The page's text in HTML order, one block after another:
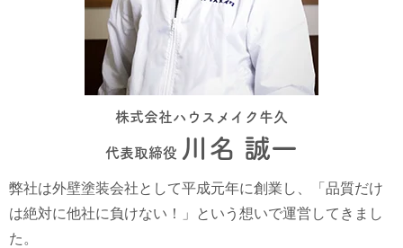
株式会社ハウスメイク牛久
代表取締役 川名 誠一
弊社は外壁塗装会社として平成元年に創業し、「品質だけ
は絶対に他社に負けない！」という想いで運営してきまし
た。